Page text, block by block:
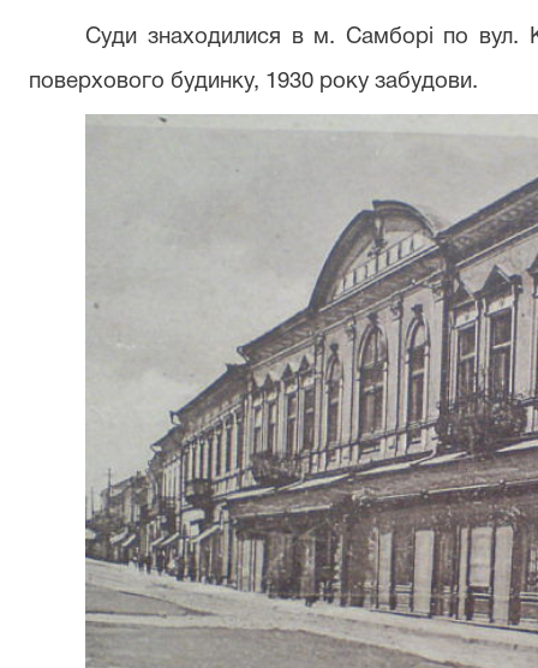
Суди знаходилися в м. Самборі по вул.
поверхового будинку, 1930 року забудови.